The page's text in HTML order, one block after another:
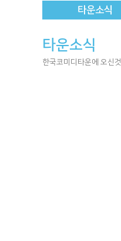
타운소식
타운소식
한국코미디타운에 오신